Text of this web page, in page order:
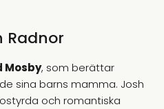
Radnor
Mosby, som berättar
sina barns mamma. Josh
och romantiska